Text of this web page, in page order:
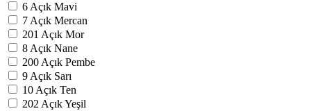
6 Açık Mavi
7 Açık Mercan
201 Açık Mor
8 Açık Nane
200 Açık Pembe
9 Açık Sarı
10 Açık Ten
202 Açık Yeşil